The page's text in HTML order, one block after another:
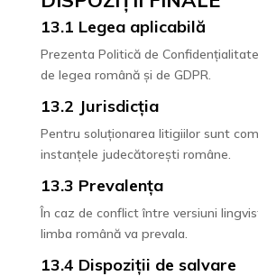
13.1 Legea aplicabilă
Prezenta Politică de
de legea română și de GDPR.
13.2 Jurisdicția
Pentru soluționarea litigiilor sunt
instanțele judecătorești române.
13.3 Prevalența
În caz de conflict între versiuni
limba română va prevala.
13.4 Dispoziții de salvare